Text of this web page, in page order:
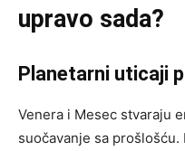
upravo sada?
Planetarni uticaji
Venera i Mesec stvaraju
suočavanje sa